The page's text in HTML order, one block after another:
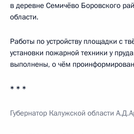
в деревне Семичёво Боровского
области.
Работы по устройству площадки с
установки пожарной техники у
выполнены, о чём
* * *
Губернатор Калужской области